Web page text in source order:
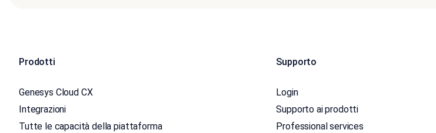
Prodotti
Genesys Cloud CX
Integrazioni
Tutte le capacità della piattaforma
Supporto
Login
Supporto ai prodotti
Professional services